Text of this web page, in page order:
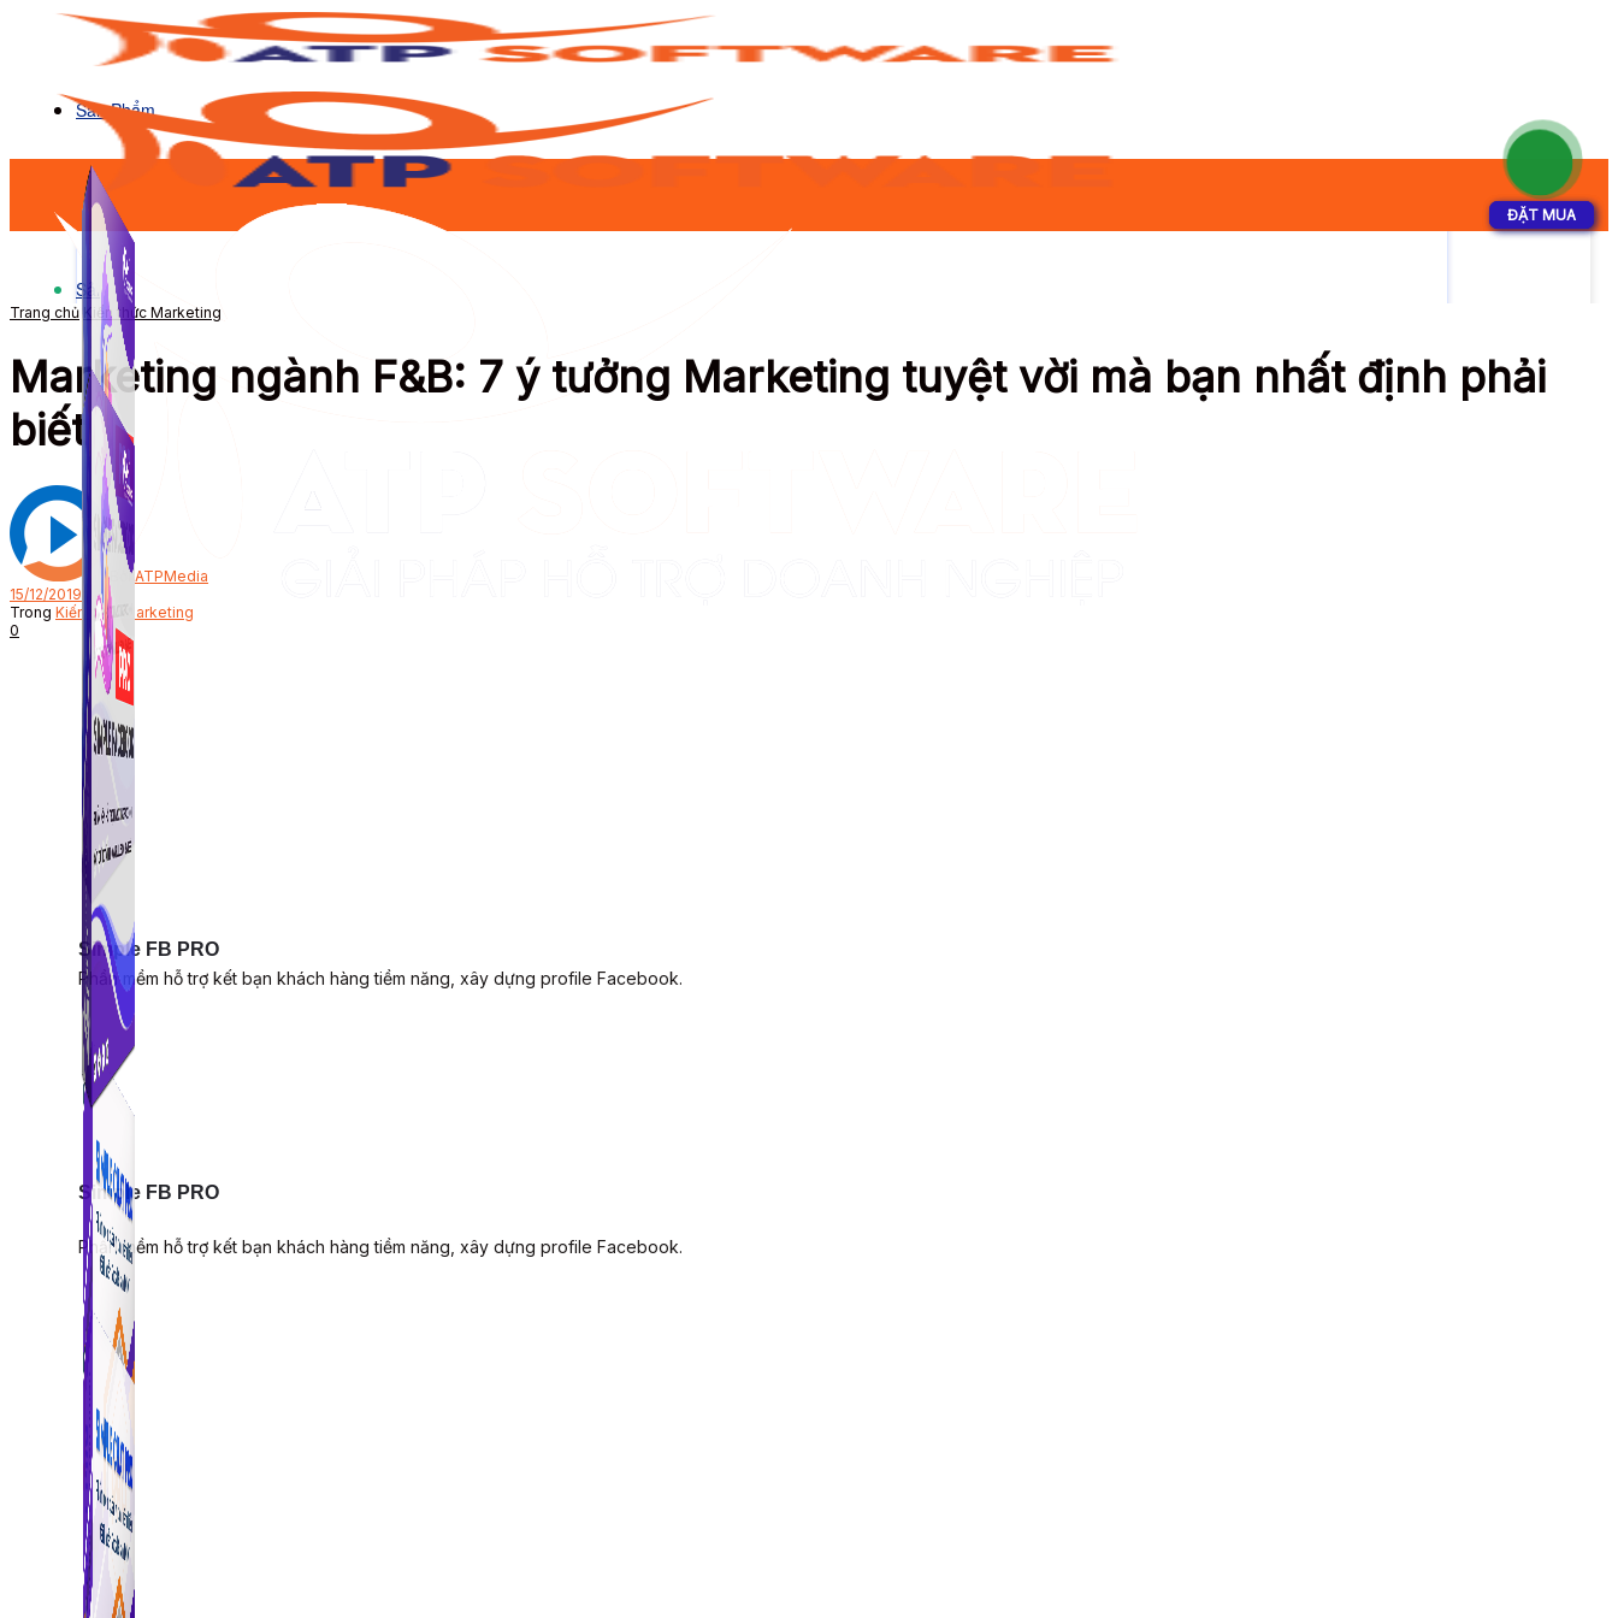
Sản Phẩm
Simple FB PRO
Phần mềm hỗ trợ kết bạn khách hàng tiềm năng, xây dựng profile Facebook.
Sản Phẩm
Simple FB PRO
Phần mềm hỗ trợ kết bạn khách hàng tiềm năng, xây dựng profile Facebook.
Trang chủ Kiến thức Marketing
Marketing ngành F&B: 7 ý tưởng Marketing tuyệt vời mà bạn nhất định phải
biết
Bởi ATPMedia
15/12/2019
Trong Kiến thức Marketing
0
ĐẶT MUA
ĐẶT MUA